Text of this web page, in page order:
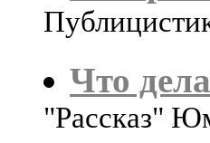
Что
"Рассказ"